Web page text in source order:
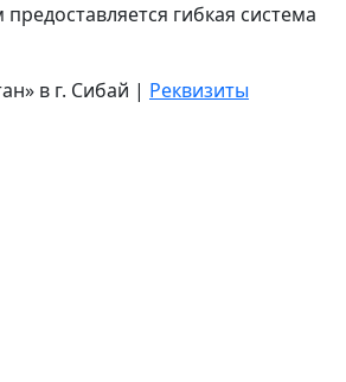
гибкая система
в г. Сибай | Реквизиты